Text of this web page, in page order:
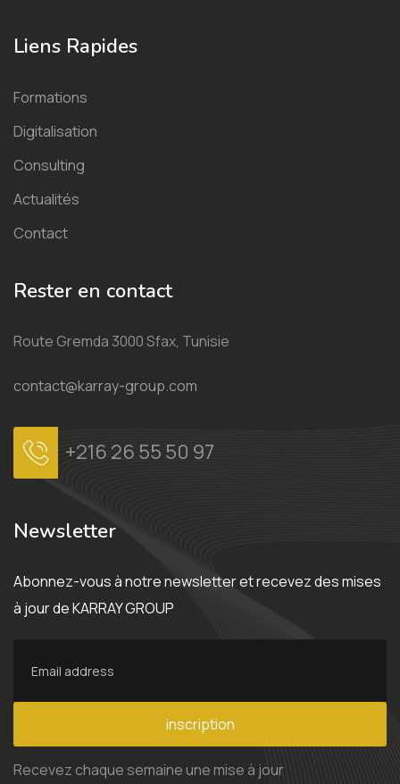
Liens Rapides
Formations
Digitalisation
Consulting
Actualités
Contact
Rester en contact
Route Gremda 3000 Sfax, Tunisie
contact@karray-group.com
+216 26 55 50 97
Newsletter
Abonnez-vous à notre newsletter et recevez des mises
à jour de KARRAY GROUP
inscription
Recevez chaque semaine une mise à jour